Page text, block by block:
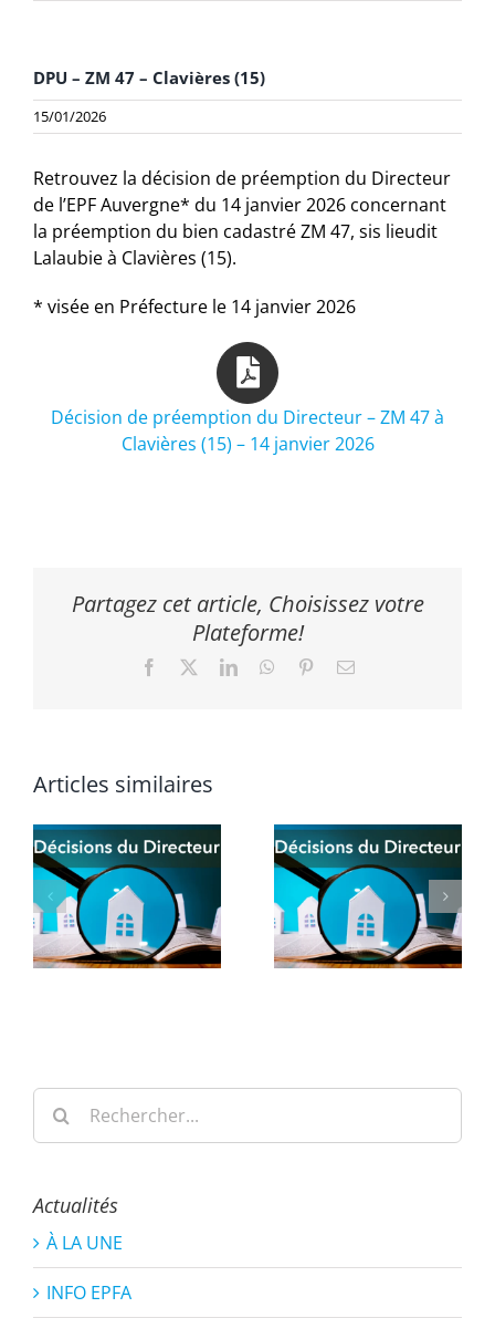
DPU – ZM 47 – Clavières (15)
15/01/2026
Retrouvez la décision de préemption du Directeur
de l’EPF Auvergne* du 14 janvier 2026 concernant
la préemption du bien cadastré ZM 47, sis lieudit
Lalaubie à Clavières (15).
* visée en Préfecture le 14 janvier 2026
Décision de préemption du Directeur – ZM 47 à
Clavières (15) – 14 janvier 2026
Partagez cet article, Choisissez votre
Plateforme!
Facebook LinkedInWhatsApp
PinterestEmail
Articles similaires
Rechercher:
Actualités
À LA UNE
INFO EPFA